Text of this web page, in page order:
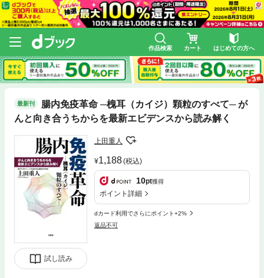
作品検索 カート はじめての方へ
最新刊
腸内免疫革命 ─槐耳（カイジ）顆粒のすべて─ が
んと向き合うちからを最新エビデンスから読み解く
試し読み
上田重人
1,188(税込)
10pt獲得
ポイント詳細
dカード利用でさらにポイント+2%
返品不可